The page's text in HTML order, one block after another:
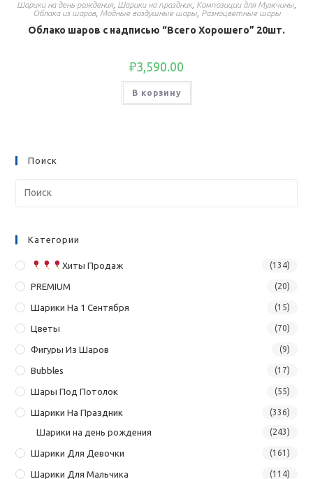
Шарики на день рождения, Шарики на праздник, Композиции для Мужчины
Облака из шаров, Модные воздушные шары, Разноцветные шары
Облако шаров с надписью “Всего Хорошего” 20шт.
₽3,590.00
В корзину
Поиск
Категории
Хиты Продаж (134)
PREMIUM (20)
Шарики На 1 Сентября (15)
Цветы (70)
Фигуры Из Шаров (9)
Bubbles (17)
Шары Под Потолок (55)
Шарики На Праздник (336)
Шарики на день рождения (243)
Шарики Для Девочки (161)
Шарики Для Мальчика (114)